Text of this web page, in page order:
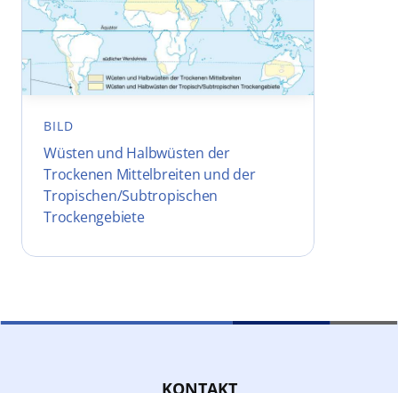
BILD
Wüsten und Halbwüsten der
Trockenen Mittelbreiten und der
Tropischen/Subtropischen
Trockengebiete
KONTAKT